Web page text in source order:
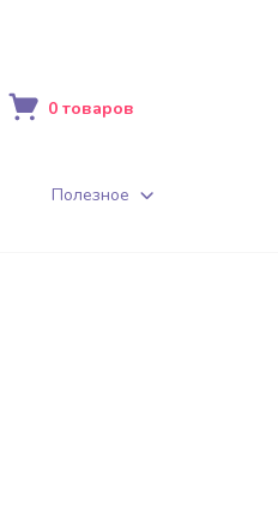
0 товаров
Полезное